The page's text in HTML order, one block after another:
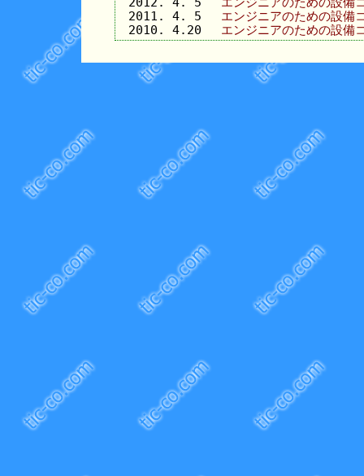
2011. 4. 5
エンジニアのための設備
2010. 4.20
エンジニアのための設備